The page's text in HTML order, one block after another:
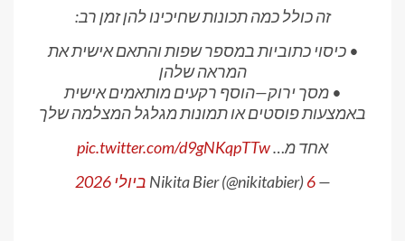
זה כולל כמה תכונות שחיכינו להן זמן רב:
• כיסוי כתוביות במספר שפות והתאם אישית את
המראה שלהן
• מסך ירוק—הוסף רקעים מותאמים אישית
באמצעות פוסטים או תמונות מגלגל המצלמה שלך
אחד מ…pic.twitter.com/d9gNKqpTTw
— Nikita Bier (@nikitabier)6 ביולי 2026